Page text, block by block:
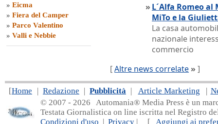
» Eicma
» Fiera del Camper
» Parco Valentino
» Valli e Nebbie
» L´Alfa Romeo
MiTo e la
La casa
nazionale
commercio
[Altre news correlate » ]
[Home | Redazione | Pubblicità | Article Marketing |
© 2007 - 2026 Automania® Media Press è un
Testata Giornalistica on line iscritta nel Registro
Condizioni d'uso | Privacy | [ Aggiungi ai